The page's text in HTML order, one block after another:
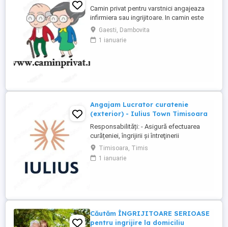
Camin privat pentru varstnici angajeaza
infirmiera sau ingrijitoare. In camin este
personal medical 24 7. Asiguram mesele.
Mai multe detalii, la telefon.
Gaesti, Dambovita
1 ianuarie
Angajam Lucrator curatenie
(exterior) - Iulius Town Timisoara
Responsabilități: - Asigură efectuarea
curățeniei, îngrijirii şi întreţinerii
amplasamentului exterior al Mall-ului; -
Colectează cartoanele din locaţie şi le
trimite spre punctul de colectare; - Pe timp
Timisoara, Timis
1 ianuarie
Căutăm ÎNGRIJITOARE SERIOASE
pentru ingrijire la domiciliu